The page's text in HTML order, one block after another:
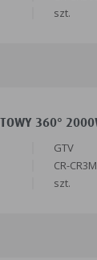
szt.
360°
GTV
CR-
szt.